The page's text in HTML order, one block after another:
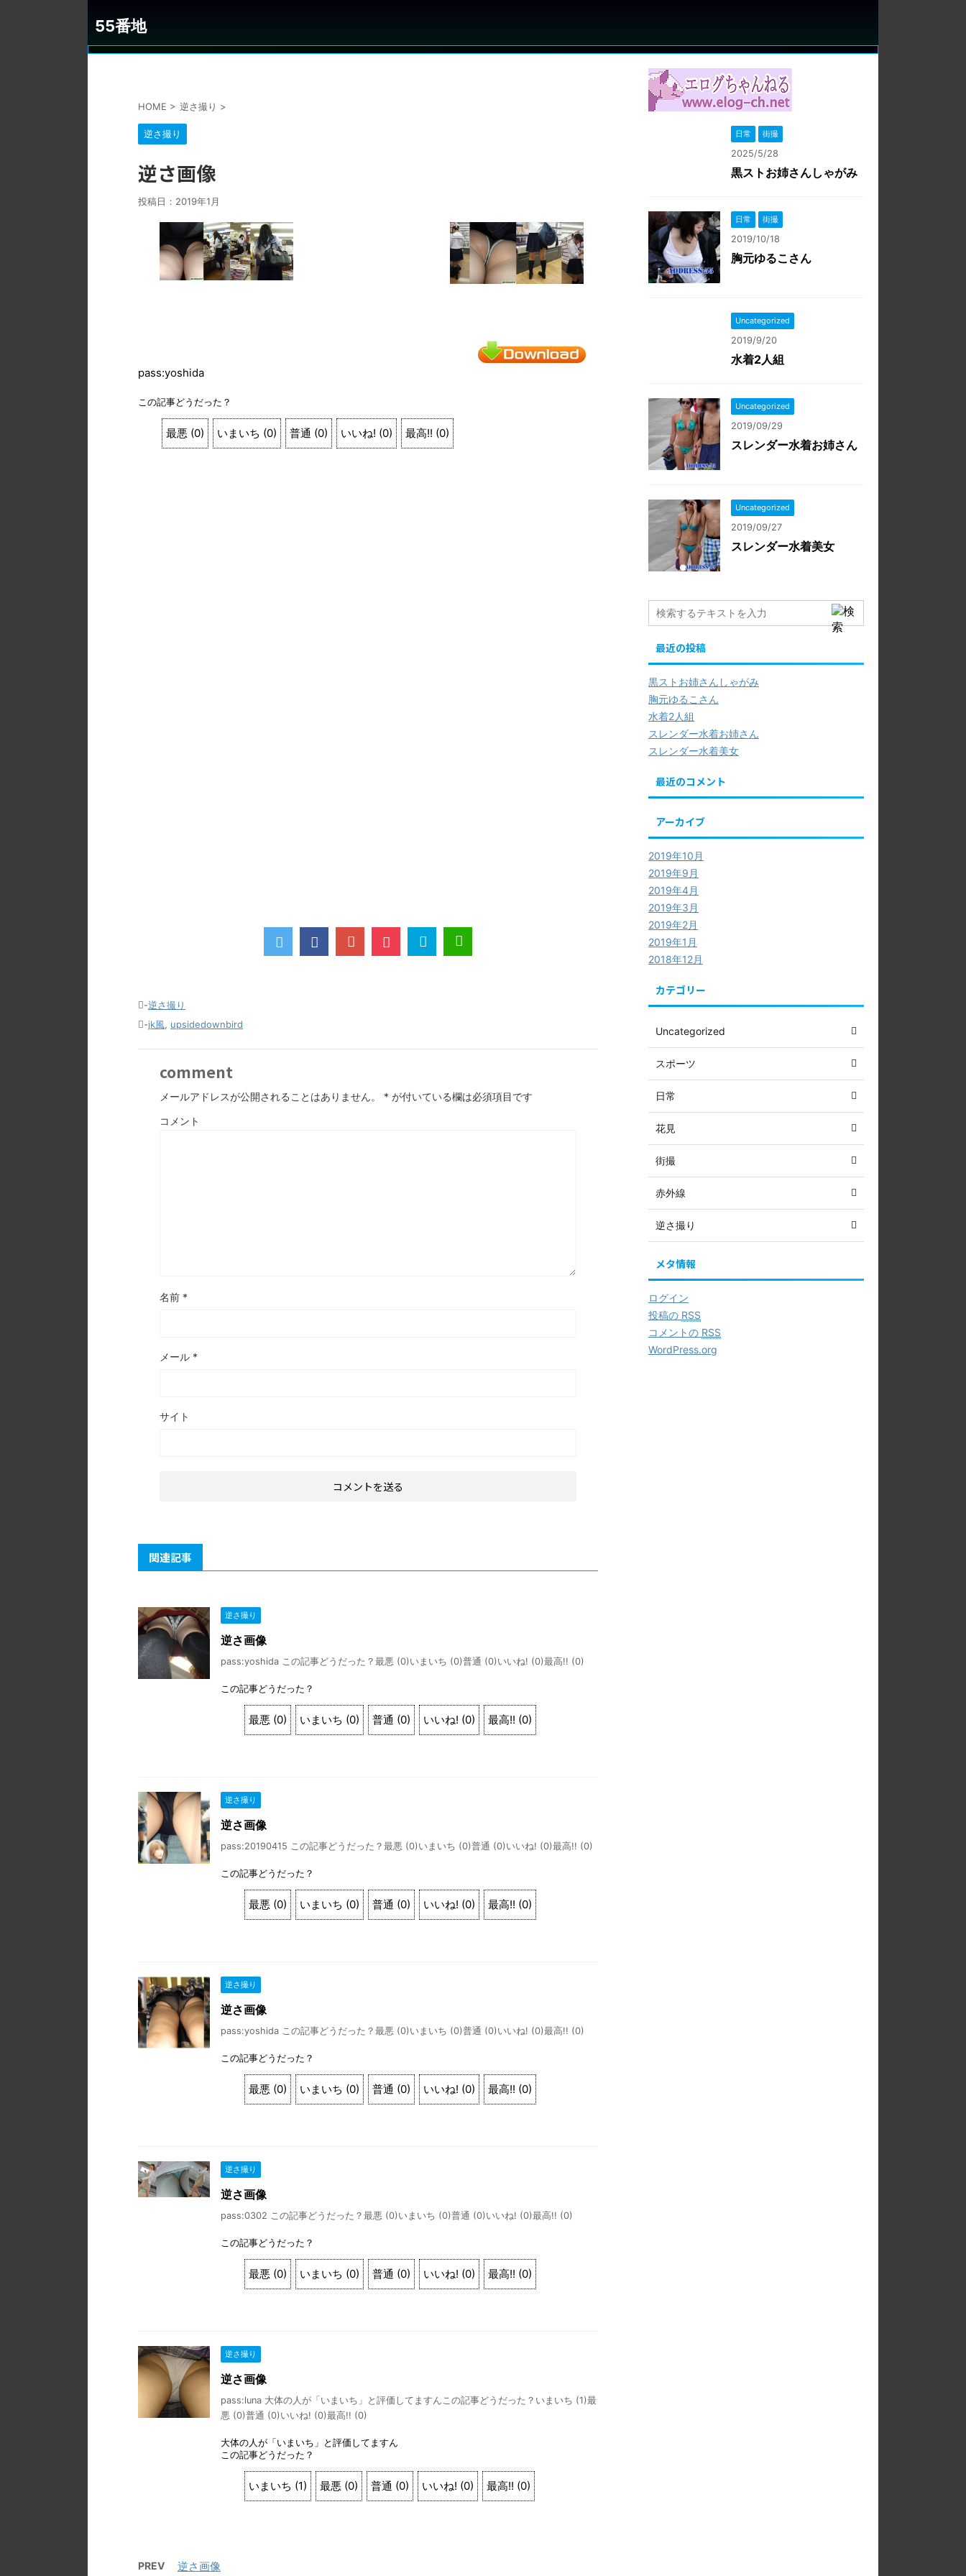
55番地
HOME > 逆さ撮り >
逆さ撮り
逆さ画像
投稿日： 2019年1月
pass:yoshida
この記事どうだった？
最悪 (0) いまいち (0) 普通 (0) いいね! (0) 最高!! (0)
-逆さ撮り
-jk風, upsidedownbird
comment
メールアドレスが公開されることはありません。 * が付いている欄は必須項目です
コメント
名前 *
メール *
サイト
関連記事
逆さ撮り
逆さ画像
pass:yoshida この記事どうだった？最悪 (0)いまいち (0)普通 (0)いいね! (0)最高!! (0)
この記事どうだった？
最悪 (0) いまいち (0) 普通 (0) いいね! (0) 最高!! (0)
逆さ撮り
逆さ画像
pass:20190415 この記事どうだった？最悪 (0)いまいち (0)普通 (0)いいね! (0)最高!! (0)
この記事どうだった？
最悪 (0) いまいち (0) 普通 (0) いいね! (0) 最高!! (0)
逆さ撮り
逆さ画像
pass:yoshida この記事どうだった？最悪 (0)いまいち (0)普通 (0)いいね! (0)最高!! (0)
この記事どうだった？
最悪 (0) いまいち (0) 普通 (0) いいね! (0) 最高!! (0)
逆さ撮り
逆さ画像
pass:0302 この記事どうだった？最悪 (0)いまいち (0)普通 (0)いいね! (0)最高!! (0)
この記事どうだった？
最悪 (0) いまいち (0) 普通 (0) いいね! (0) 最高!! (0)
逆さ撮り
逆さ画像
pass:luna 大体の人が「いまいち」と評価してますんこの記事どうだった？いまいち (1)最
悪 (0)普通 (0)いいね! (0)最高!! (0)
大体の人が「いまいち」と評価してますん
この記事どうだった？
いまいち (1) 最悪 (0) 普通 (0) いいね! (0) 最高!! (0)
PREV 逆さ画像
日常 街撮
2025/5/28
黒ストお姉さんしゃがみ
日常 街撮
2019/10/18
胸元ゆるこさん
Uncategorized
2019/9/20
水着2人組
Uncategorized
2019/09/29
スレンダー水着お姉さん
Uncategorized
2019/09/27
スレンダー水着美女
最近の投稿
黒ストお姉さんしゃがみ
胸元ゆるこさん
水着2人組
スレンダー水着お姉さん
スレンダー水着美女
最近のコメント
アーカイブ
2019年10月
2019年9月
2019年4月
2019年3月
2019年2月
2019年1月
2018年12月
カテゴリー
Uncategorized
スポーツ
日常
花見
街撮
赤外線
逆さ撮り
メタ情報
ログイン
投稿の RSS
コメントの RSS
WordPress.org